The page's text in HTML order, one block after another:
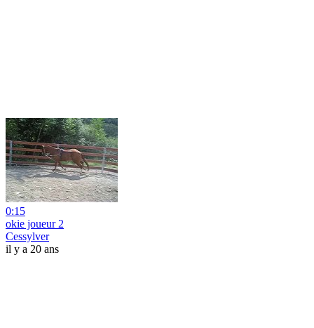
0:15
okie joueur 2
Cessylver
il y a 20 ans